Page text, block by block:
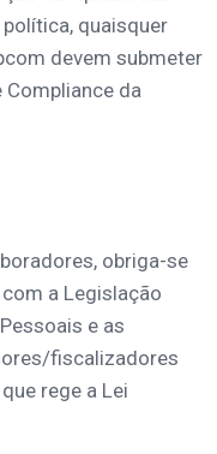
quaisquer
devem submeter
Compliance da
obriga-se
a Legislação
e as
fiscalizadores
rege a Lei